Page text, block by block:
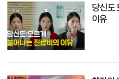
당신도
이유